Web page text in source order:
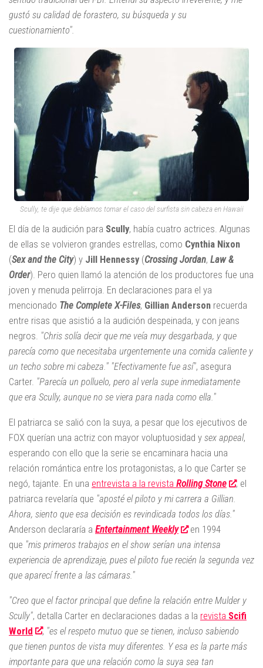
gustó su calidad de forastero, su búsqueda y su
cuestionamiento".
Scully, te dije que debíamos tomar el caso del surfista sin cabeza en Hawaii
El día de la audición para Scully, había cuatro actrices. Algunas
de ellas se volvieron grandes estrellas, como Cynthia Nixon
(Sex and the City) y Jill Hennessy (Crossing Jordan, Law &
Order). Pero quien llamó la atención de los productores fue una
joven y menuda pelirroja. En declaraciones para el ya
mencionado The Complete X-Files, Gillian Anderson recuerda
entre risas que asistió a la audición despeinada, y con jeans
negros. "Chris solía decir que me veía muy desgarbada, y que
parecía como que necesitaba urgentemente una comida caliente y
un techo sobre mi cabeza." "Efectivamente fue así", asegura
Carter. "Parecía un polluelo, pero al verla supe inmediatamente
que era Scully, aunque no se viera para nada como ella."
El patriarca se salió con la suya, a pesar que los ejecutivos de
FOX querían una actriz con mayor voluptuosidad y sex appeal,
esperando con ello que la serie se encaminara hacia una
relación romántica entre los protagonistas, a lo que Carter se
negó, tajante. En una entrevista a la revista Rolling Stone
, el
patriarca revelaría que "aposté el piloto y mi carrera a Gillian.
Ahora, siento que esa decisión es revindicada todos los días."
Anderson declararía a Entertainment Weekly
en 1994
que "mis primeros trabajos en el show serían una intensa
experiencia de aprendizaje, pues el piloto fue recién la segunda vez
que aparecí frente a las cámaras."
"Creo que el factor principal que define la relación entre Mulder y
Scully", detalla Carter en declaraciones dadas a la revista Scifi
World
, "es el respeto mutuo que se tienen, incluso sabiendo
que tienen puntos de vista muy diferentes. Y esa es la parte más
importante para que una relación como la suya sea tan